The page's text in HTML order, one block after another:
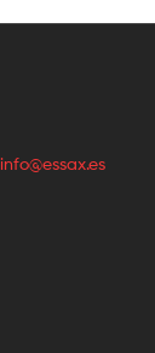
info@essax.es